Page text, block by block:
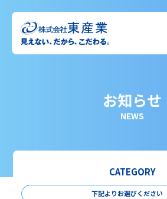
お知らせ
NEWS
CATEGORY
下記よりお選びくださ